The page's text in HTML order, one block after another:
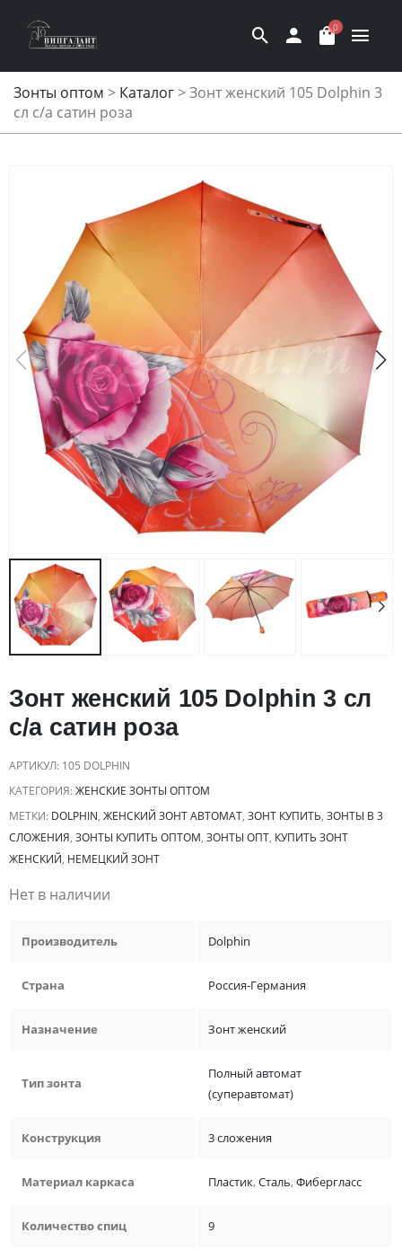
0
Зонты оптом > Каталог>Зонт женский 105 Dolphin 3
сл c/а сатин роза
Зонт женский 105 Dolphin 3 сл
c/а сатин роза
АРТИКУЛ: 105 DOLPHIN
КАТЕГОРИЯ:ЖЕНСКИЕ ЗОНТЫ ОПТОМ
МЕТКИ: DOLPHIN, ЖЕНСКИЙ ЗОНТ АВТОМАТ, ЗОНТ КУПИТЬ, ЗОНТЫ В 3
СЛОЖЕНИЯ, ЗОНТЫ КУПИТЬ ОПТОМ, ЗОНТЫ ОПТ, КУПИТЬ ЗОНТ
ЖЕНСКИЙ, НЕМЕЦКИЙ ЗОНТ
Нет в наличии
Производитель Dolphin
Страна Россия-Германия
Назначение Зонт женский
Тип зонта
Полный автомат
(суперавтомат)
Конструкция 3 сложения
Материал каркаса Пластик,Сталь,Фибергласс
Количество спиц 9